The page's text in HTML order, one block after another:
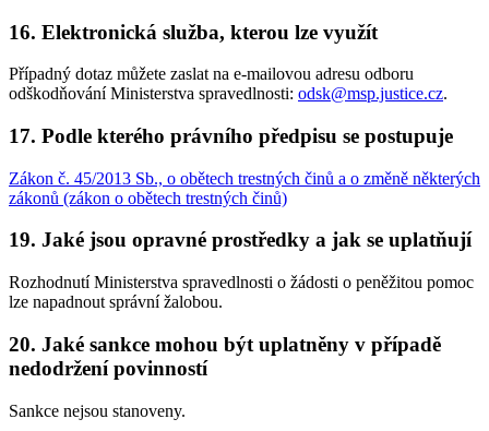
16. Elektronická služba, kterou lze využít
Případný dotaz můžete zaslat na e-mailovou adresu odboru
odškodňování Ministerstva spravedlnosti: odsk@msp.justice.cz.
17. Podle kterého právního předpisu se postupuje
Zákon č. 45/2013 Sb., o obětech trestných činů a o změně některých
zákonů (zákon o obětech trestných činů)
19. Jaké jsou opravné prostředky a jak se uplatňují
Rozhodnutí Ministerstva spravedlnosti o žádosti o peněžitou pomoc
lze napadnout správní žalobou.
20. Jaké sankce mohou být uplatněny v případě
nedodržení povinností
Sankce nejsou stanoveny.